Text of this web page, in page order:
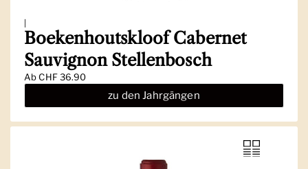
|
Boekenhoutskloof Cabernet
Sauvignon Stellenbosch
AbCHF 36.90
zu den Jahrgängen